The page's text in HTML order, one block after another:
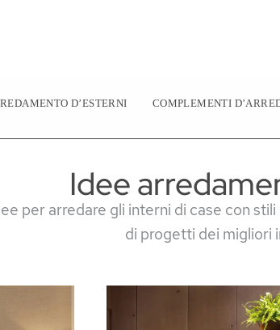
D’ESTERNI COMPLEMENTI
Idee
per arredare gli interni di case con
di progetti dei migliori